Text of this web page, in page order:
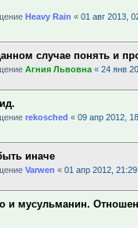
Heavy Rain « 01 авг 2013,
случае понять и
Агния Львовна « 24 янв
rekosched « 09 апр 2012,
иначе
Varwen « 01 апр 2012, 21:29
и мусульманин.